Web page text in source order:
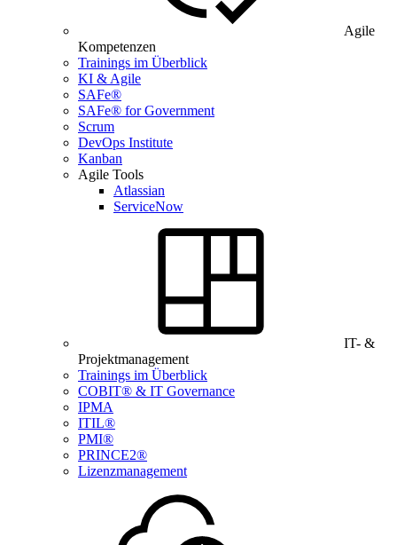
Agile
Kompetenzen
Trainings im Überblick
KI & Agile
SAFe®
SAFe® for Government
Scrum
DevOps Institute
Kanban
Agile Tools
Atlassian
ServiceNow
IT- &
Projektmanagement
Trainings im Überblick
COBIT® & IT Governance
IPMA
ITIL®
PMI®
PRINCE2®
Lizenzmanagement